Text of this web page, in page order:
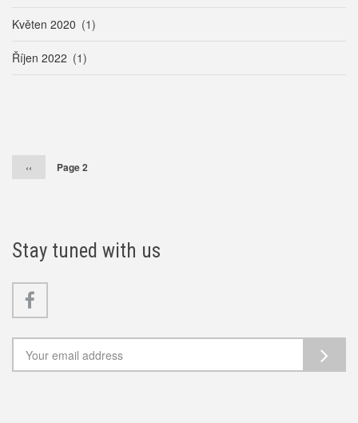
Květen 2020 (1)
Říjen 2022 (1)
Předchozí
‹‹ Page 2
Stay tuned with us